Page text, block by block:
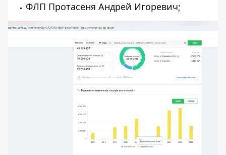
ФЛП Протасеня Андрей Игоревич;